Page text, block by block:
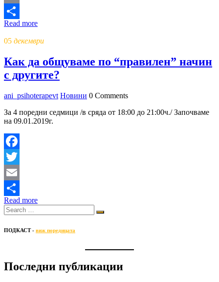
Email
Share
Read more
05 декември
Как да общуваме по “правилен” начин
с другите?
ani_psihoterapevt Новини 0 Comments
За 4 поредни седмици /в сряда от 18:00 до 21:00ч./ Започваме
на 09.01.2019г.
Facebook
Twitter
Email
Share
Read more
ПОДКАСТ - виж поредицата
Последни публикации